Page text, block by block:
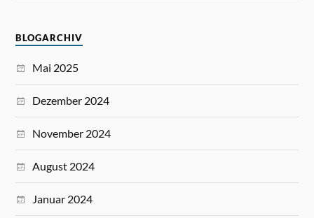
BLOGARCHIV
Mai 2025
Dezember 2024
November 2024
August 2024
Januar 2024